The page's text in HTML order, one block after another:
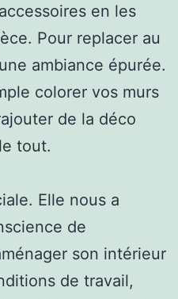
en les
Pour replacer au
ambiance épurée.
colorer vos murs
de la déco
tout.
Elle nous a
de
son intérieur
de travail,